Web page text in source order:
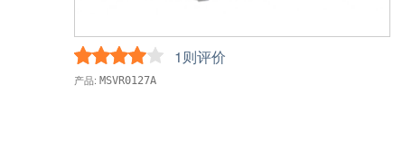
1则评价
产品: MSVR0127A